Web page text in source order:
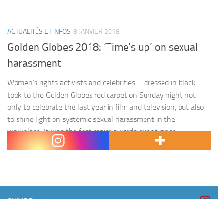
ACTUALITÉS ET INFOS 8 JANVIER 2018
Golden Globes 2018: ‘Time’s up’ on sexual
harassment
Women’s rights activists and celebrities – dressed in black –
took to the Golden Globes red carpet on Sunday night not
only to celebrate the last year in film and television, but also
to shine light on systemic sexual harassment in the
workplace. It was the first major awards event since
allegations emerged last year…